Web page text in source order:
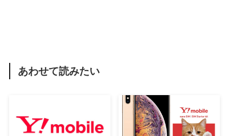
あわせて読みたい